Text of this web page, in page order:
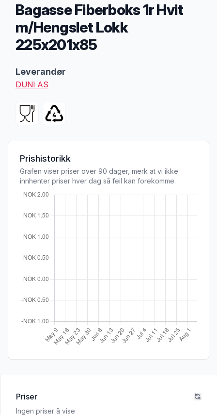
Bagasse Fiberboks 1r Hvit
m/Hengslet Lokk
225x201x85
Leverandør
DUNI AS
Prishistorikk
Grafen viser priser over 90 dager, merk at vi ikke
innhenter priser hver dag så feil kan forekomme.
Priser
Ingen priser å vise